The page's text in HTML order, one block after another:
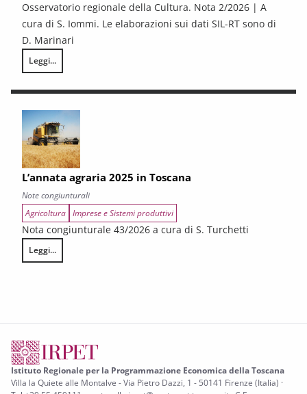
Osservatorio regionale della Cultura. Nota 2/2026 | A
cura di S. Iommi. Le elaborazioni sui dati SIL-RT sono di
D. Marinari
Leggi...
LA CONGIUNTURA DEI SETTORI CULTURALI. Ripresa selettiva e
L’annata agraria 2025 in Toscana
Note congiunturali
Agricoltura Imprese e Sistemi produttivi
Nota congiunturale 43/2026 a cura di S. Turchetti
Leggi...
L’annata agraria 2025 in Toscana
Istituto Regionale per la Programmazione Economica della Toscana
Villa la Quiete alle Montalve - Via Pietro Dazzi, 1 - 50141 Firenze (Italia) ·